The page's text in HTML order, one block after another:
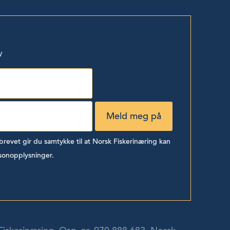
gir du samtykke til at Norsk Fiskerinæring kan